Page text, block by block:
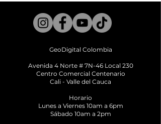
GeoDigital Colombia
Avenida 4 Norte # 7N-46 Local 230
Centro Comercial Centenario
Cali - Valle del Cauca
Horario
Lunes a Viernes 10am a 6pm
Sábado 10am a 2pm